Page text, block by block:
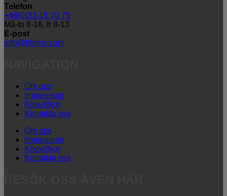
Telefon
+46(0)33-15 70 75
Må-to 8-16, fr 8-13
E-post
info@bloms.com
Om oss
Impressum
Köpvillkor
Kontakta oss
Om oss
Impressum
Köpvillkor
Kontakta oss